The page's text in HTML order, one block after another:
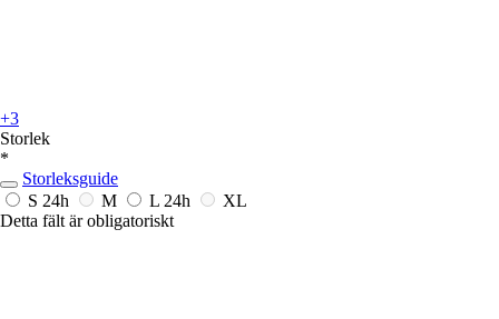
+3
Storlek
*
Storleksguide
S 24h M L 24h
XL
Detta fält är obligatoriskt